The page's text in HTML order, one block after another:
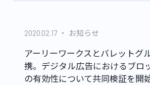
GLS
2020.02.17 お知らせ
アーリーワークスとバレットグ
携。デジタル広告におけるブロ
の有効性について共同検証を開